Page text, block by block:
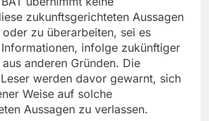
zukunftsgerichteten Aussagen
zu überarbeiten, sei es
infolge zukünftiger
anderen Gründen. Die
werden davor gewarnt, sich
Weise auf solche
Aussagen zu verlassen.